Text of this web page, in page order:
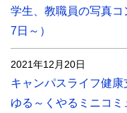
学生、教職員の写真コ
7日～）
2021年12月20日
キャンパスライフ健
ゆる～くやるミニコ